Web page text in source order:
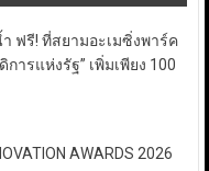
ฟรี! ที่สยามอะเมซิ่งพาร์ค
ารแห่งรัฐ” เพิ่มเพียง 100
AWARDS 2026